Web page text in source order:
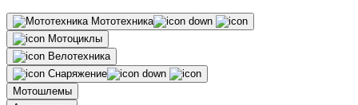
Мототехника
Мотоциклы
Велотехника
Снаряжение
Мотошлемы